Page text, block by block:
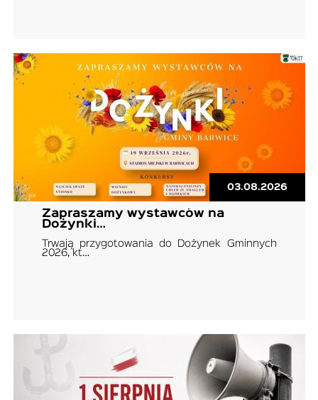
03.08.2026
Zapraszamy wystawców na
Dożynki…
Trwają przygotowania do Dożynek Gminnych
2026, kt…